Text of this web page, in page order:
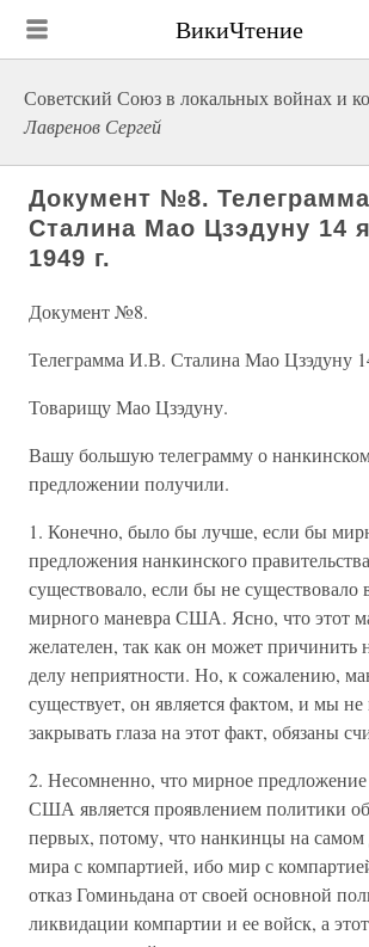
ВикиЧтение
Советский Союз в локальных войнах и
Лавренов Сергей
Документ №8.
Сталина Мао Цзэдуну 14
1949 г.
Документ №8.
Телеграмма И.В. Сталина Мао Цзэдуну
Товарищу Мао Цзэдуну.
Вашу большую телеграмму о
предложении получили.
1. Конечно, было бы лучше, если бы
предложения нанкинского
существовало, если бы не существовало
мирного маневра США. Ясно, что этот
желателен, так как он может
делу неприятности. Но, к сожалению,
существует, он является фактом, и мы
закрывать глаза на этот факт, обязаны
2. Несомненно, что мирное
США является проявлением политики
первых, потому, что нанкинцы на самом
мира с компартией, ибо мир с
отказ Гоминьдана от своей основной
ликвидации компартии и ее войск, а